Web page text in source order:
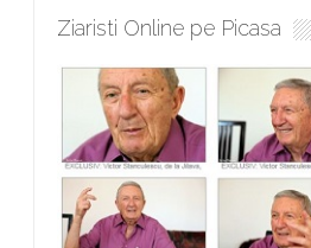
Ziaristi Online pe Picasa